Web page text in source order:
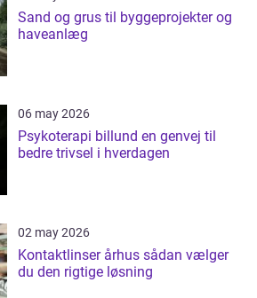
Sand og grus til byggeprojekter og
haveanlæg
06 may 2026
Psykoterapi billund en genvej til
bedre trivsel i hverdagen
02 may 2026
Kontaktlinser århus sådan vælger
du den rigtige løsning